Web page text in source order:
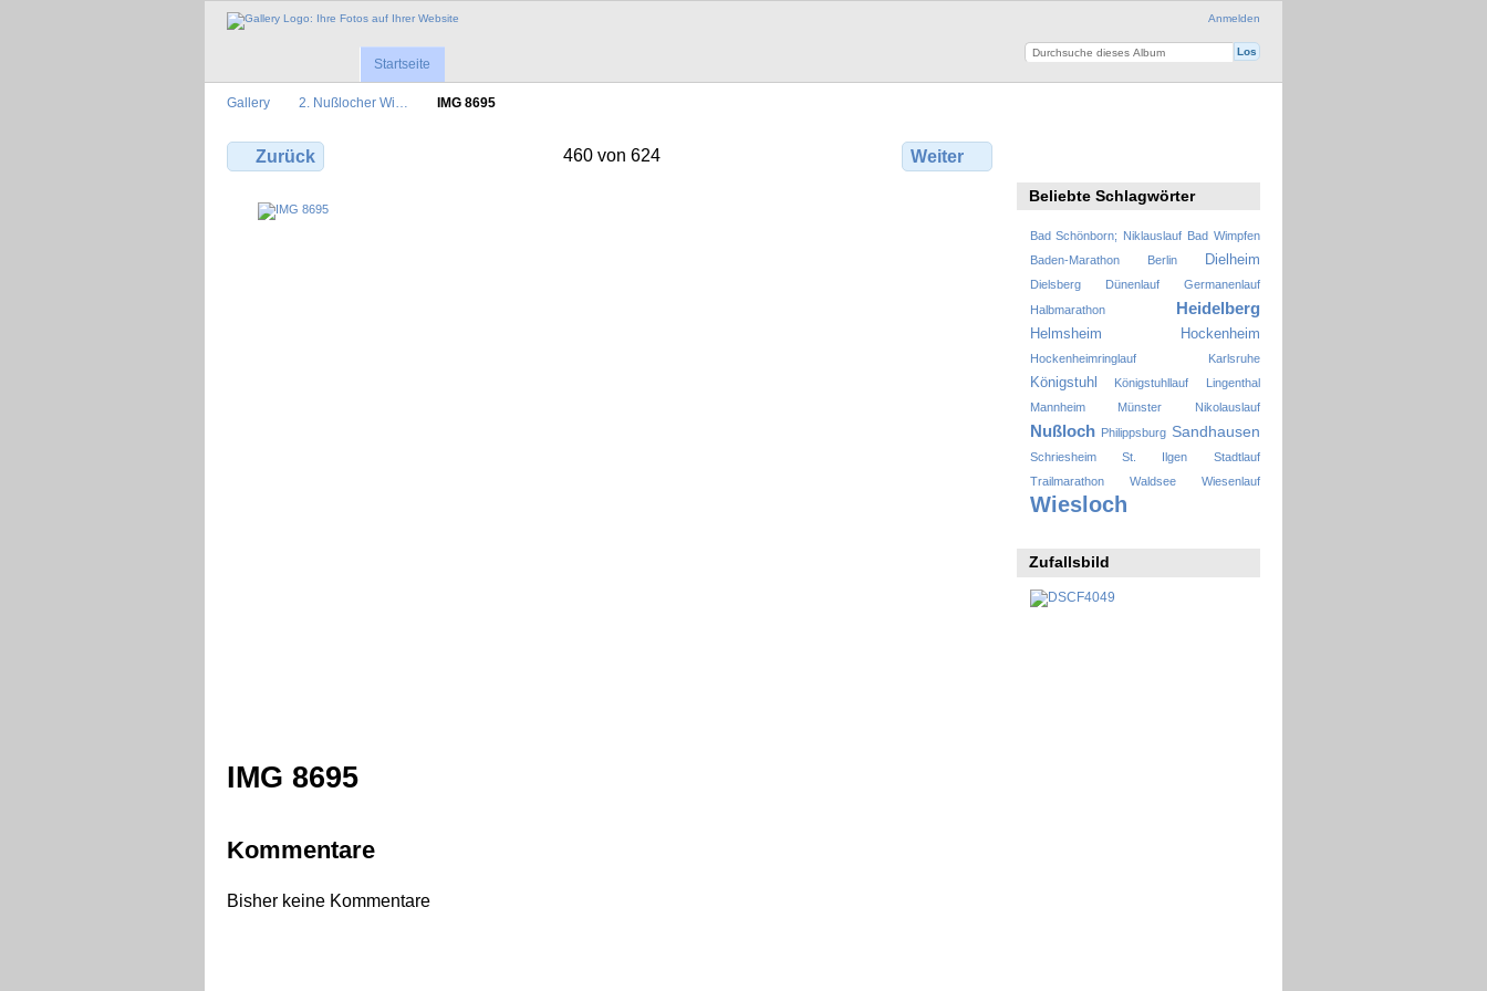
Anmelden
Startseite
Gallery 2. Nußlocher Wi… IMG 8695
Zurück 460 von 624 Weiter
IMG 8695
Kommentare
Bisher keine Kommentare
Beliebte Schlagwörter
Bad Schönborn; Niklauslauf Bad Wimpfen
Baden-Marathon
Berlin Dielheim
Dielsberg Dünenlauf
Germanenlauf
Halbmarathon
Heidelberg
Helmsheim Hockenheim
Hockenheimringlauf Karlsruhe
Königstuhl Königstuhllauf
Lingenthal
Mannheim
Münster Nikolauslauf
Nußloch Philippsburg Sandhausen
Schriesheim St. Ilgen
Stadtlauf
Trailmarathon
Waldsee Wiesenlauf
Wiesloch
Zufallsbild